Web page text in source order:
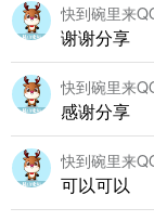
快到碗里来
谢谢分享
快到碗里来
感谢分享
快到碗里来
可以可以